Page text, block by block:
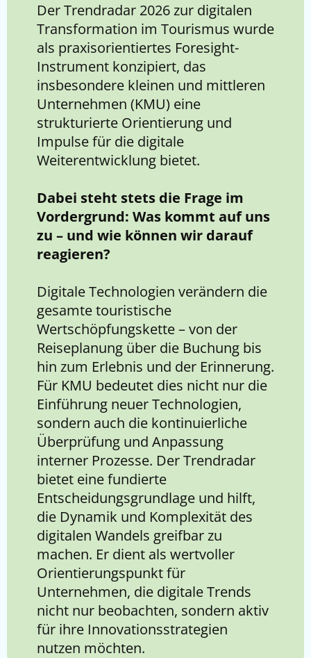
Der Trendradar 2026 zur digitalen
Transformation im Tourismus wurde
als praxisorientiertes Foresight-
Instrument konzipiert, das
insbesondere kleinen und mittleren
Unternehmen (KMU) eine
strukturierte Orientierung und
Impulse für die digitale
Weiterentwicklung bietet.
Dabei steht stets die Frage im
Vordergrund: Was kommt auf uns
zu – und wie können wir darauf
reagieren?
Digitale Technologien verändern die
gesamte touristische
Wertschöpfungskette – von der
Reiseplanung über die Buchung bis
hin zum Erlebnis und der Erinnerung.
Für KMU bedeutet dies nicht nur die
Einführung neuer Technologien,
sondern auch die kontinuierliche
Überprüfung und Anpassung
interner Prozesse. Der Trendradar
bietet eine fundierte
Entscheidungsgrundlage und hilft,
die Dynamik und Komplexität des
digitalen Wandels greifbar zu
machen. Er dient als wertvoller
Orientierungspunkt für
Unternehmen, die digitale Trends
nicht nur beobachten, sondern aktiv
für ihre Innovationsstrategien
nutzen möchten.